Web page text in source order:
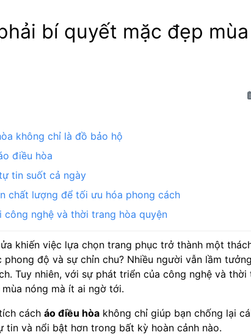
bí quyết mặc đẹp
không chỉ là đồ bảo hộ
điều hòa
tin suốt cả ngày
chất lượng để tối ưu hóa phong cách
công nghệ và thời trang hòa quyện
khiến việc lựa chọn trang phục trở thành một
độ và sự chỉn chu? Nhiều người vẫn lầm
Tuy nhiên, với sự phát triển của công nghệ và thời
nóng mà ít ai ngờ tới.
cách áo điều hòakhông chỉ giúp bạn chống lại
tin và nổi bật hơn trong bất kỳ hoàn cảnh nào.